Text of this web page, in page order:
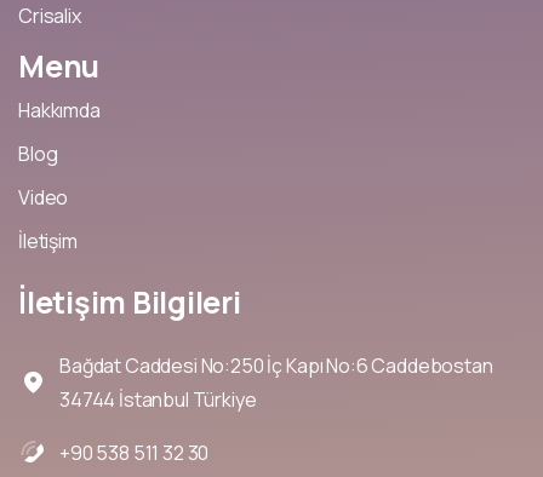
Crisalix
Menu
Hakkımda
Blog
Video
İletişim
İletişim Bilgileri
Bağdat Caddesi No:250 İç Kapı No:6 Caddebostan
34744 İstanbul Türkiye
+90 538 511 32 30